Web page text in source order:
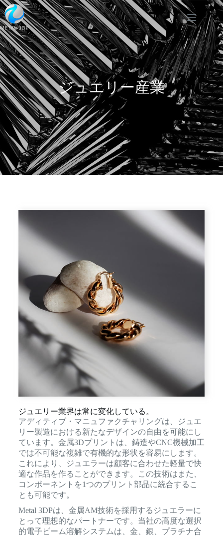
ジュエリー産業
ジュエリー業界は常に変化している。
アディティブ・マニュファクチャリングは、ジュエ
リー製造における新たなデザインの自由を可能にし
ています。金属3Dプリントは、鋳造やCNC機械加工
では不可能な複雑で有機的な形状を容易にします。
これにより、ジュエラーは顧客に合わせた軽量で快
適な作品を作ることができます。この技術はまた、
コンポーネントを1つのプリント部品に統合するこ
とも可能です。
Metal 3DPは、金属AM技術を採用するジュエラーに
とって理想的なパートナーです。当社の高度な選択
的電子ビーム溶解システムは、金、銀、プラチナ合